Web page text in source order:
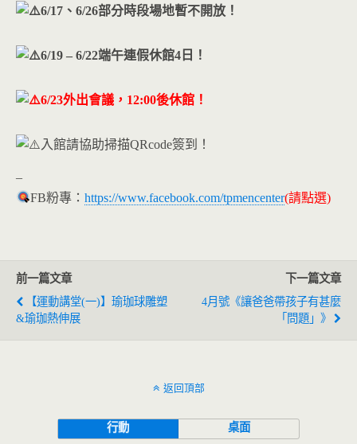
6/17、6/26部分時段場地暫不開放！
6/19 – 6/22端午連假休館4日！
6/23外出會議，12:00後休館！
入館請協助掃描QRcode簽到！
–
FB粉專：https://www.facebook.com/tpmencenter(請點選)
前一篇文章
【運動講堂(一)】瑜珈球雕塑
&瑜珈熱伸展
下一篇文章
4月號《讓爸爸帶孩子有甚麼
「問題」》
返回頂部
行動 桌面